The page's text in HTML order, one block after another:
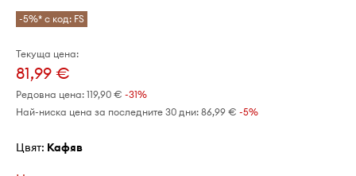
-5%* с код: FS
Текуща цена:
81,99 €
Редовна цена: 119,90 € -31%
Най-ниска цена за последните 30 дни: 86,99 € -5%
Цвят: кафяв